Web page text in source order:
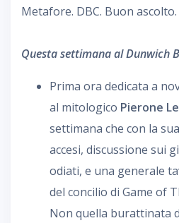
Metafore. DBC. Buon ascolto.
Questa settimana al Dunwich
Prima ora dedicata a
al mitologico Pierone
settimana che con la
accesi, discussione sui
odiati, e una generale
del concilio di Game of
Non quella burattinata